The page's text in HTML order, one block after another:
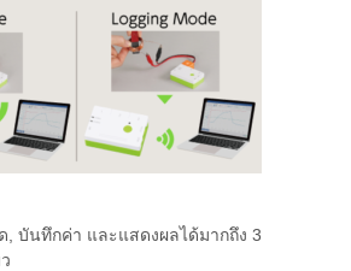
, บันทึกค่า และแสดงผลได้มากถึง 3